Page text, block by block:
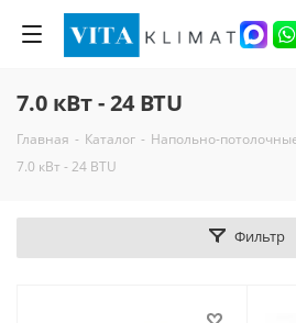
7.0 кВт - 24 BTU
Главная - Каталог - Напольно-
7.0 кВт - 24 BTU
Фильтр